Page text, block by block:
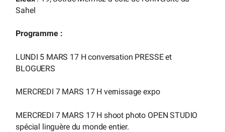
Sahel
Programme :
LUNDI 5 MARS 17 H conversation PRESSE et
BLOGUERS
MERCREDI 7 MARS 17 H vernissage expo
MERCREDI 7 MARS 17 H shoot photo OPEN STUDIO
spécial linguère du monde entier.